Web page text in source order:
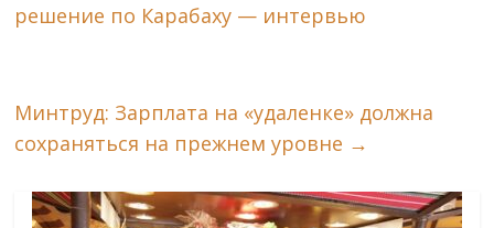
решение по Карабаху — интервью
Минтруд: Зарплата на «удаленке» должна
сохраняться на прежнем уровне →